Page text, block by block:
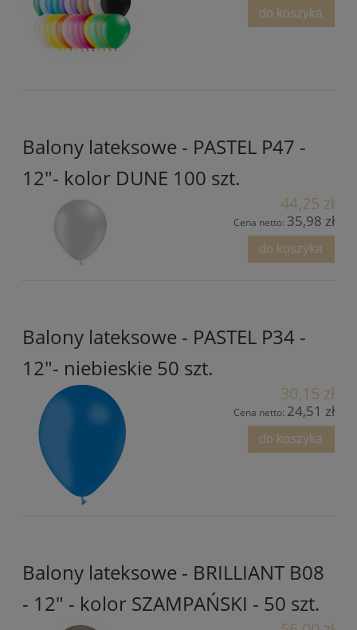
do koszyka
Balony lateksowe - PASTEL P47 -
12"- kolor DUNE 100 szt.
44,25 zł
Cena netto: 35,98 zł
do koszyka
Balony lateksowe - PASTEL P34 -
12"- niebieskie 50 szt.
30,15 zł
Cena netto: 24,51 zł
do koszyka
Balony lateksowe - BRILLIANT B08
- 12" - kolor SZAMPAŃSKI - 50 szt.